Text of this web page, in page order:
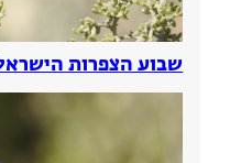
שבוע הצפרות